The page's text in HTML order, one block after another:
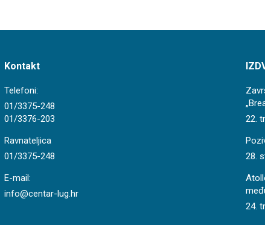
Kontakt
Telefoni:
01/3375-248
01/3376-203
Ravnateljica
01/3375-248
E-mail:
info@centar-lug.hr
22.
28.
24.